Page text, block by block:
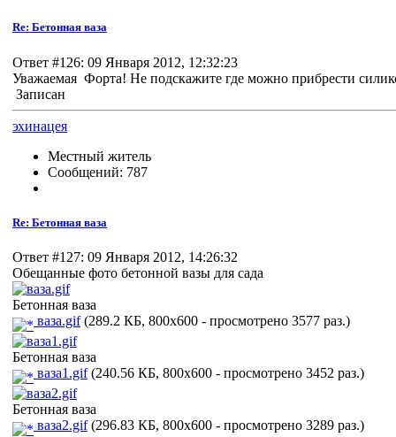
Re: Бетонная ваза
Ответ #126: 09 Января 2012, 12:32:23
Уважаемая Форта! Не подскажите где можно прибрести
Записан
эхинацея
Местный житель
Сообщений: 787
Re: Бетонная ваза
Ответ #127: 09 Января 2012, 14:26:32
Обещанные фото бетонной вазы для сада
Бетонная ваза
ваза.gif(289.2 КБ, 800x600 - просмотрено 3577 раз.)
Бетонная ваза
ваза1.gif(240.56 КБ, 800x600 - просмотрено 3452 раз.)
Бетонная ваза
ваза2.gif(296.83 КБ, 800x600 - просмотрено 3289 раз.)